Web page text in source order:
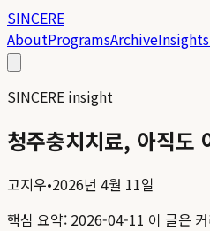
SINCERE
AboutProgramsArchiveInsights
SINCERE insight
청주충치치료, 아직도
고지우•2026년 4월 11일
핵심 요약: 2026-04-11 이 글은